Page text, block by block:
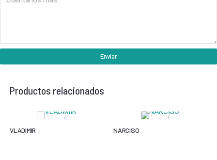
Enviar
Productos relacionados
VLADIMIR NARCISO